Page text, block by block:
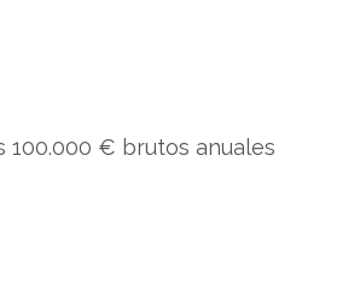
100.000 € brutos anuales